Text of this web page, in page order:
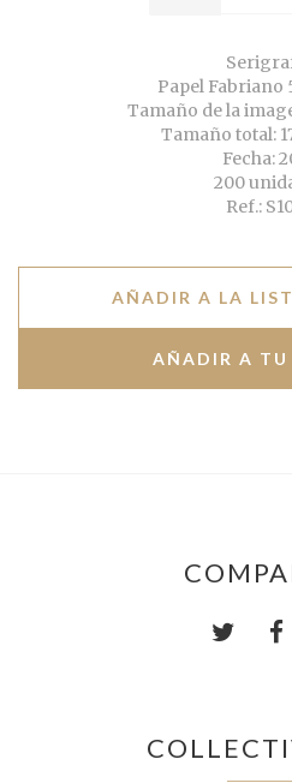
Papel Fabriano
Tamaño de la
Tamaño total:
Fecha:
200
Ref.:
AÑADIR A LA